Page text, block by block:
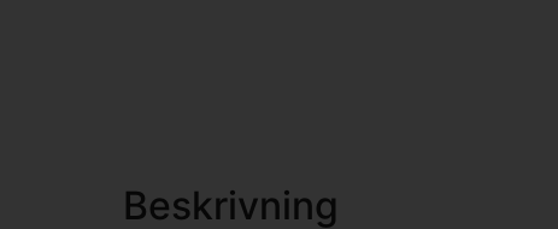
Beskrivning